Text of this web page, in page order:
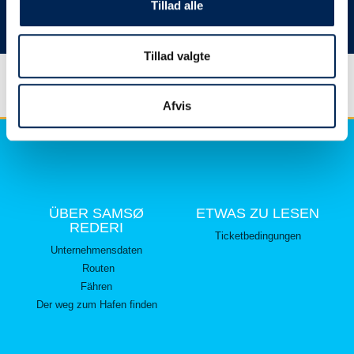
Tillad alle
Tillad valgte
Afvis
Vielen Dank für Ihr Verständnis.
ÜBER SAMSØ
REDERI
Unternehmensdaten
Routen
Fähren
Der weg zum Hafen finden
ETWAS ZU LESEN
Ticketbedingungen